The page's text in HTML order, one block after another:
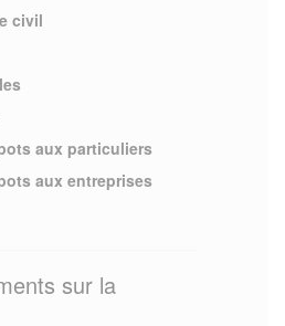
civil
aux particuliers
aux entreprises
sur la